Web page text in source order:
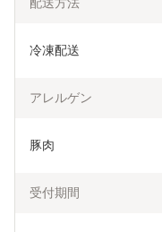
配送方法
冷凍配送
アレルゲン
豚肉
受付期間